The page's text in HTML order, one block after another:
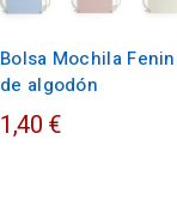
Bolsa Mochila Fenin
de algodón
1,40 €